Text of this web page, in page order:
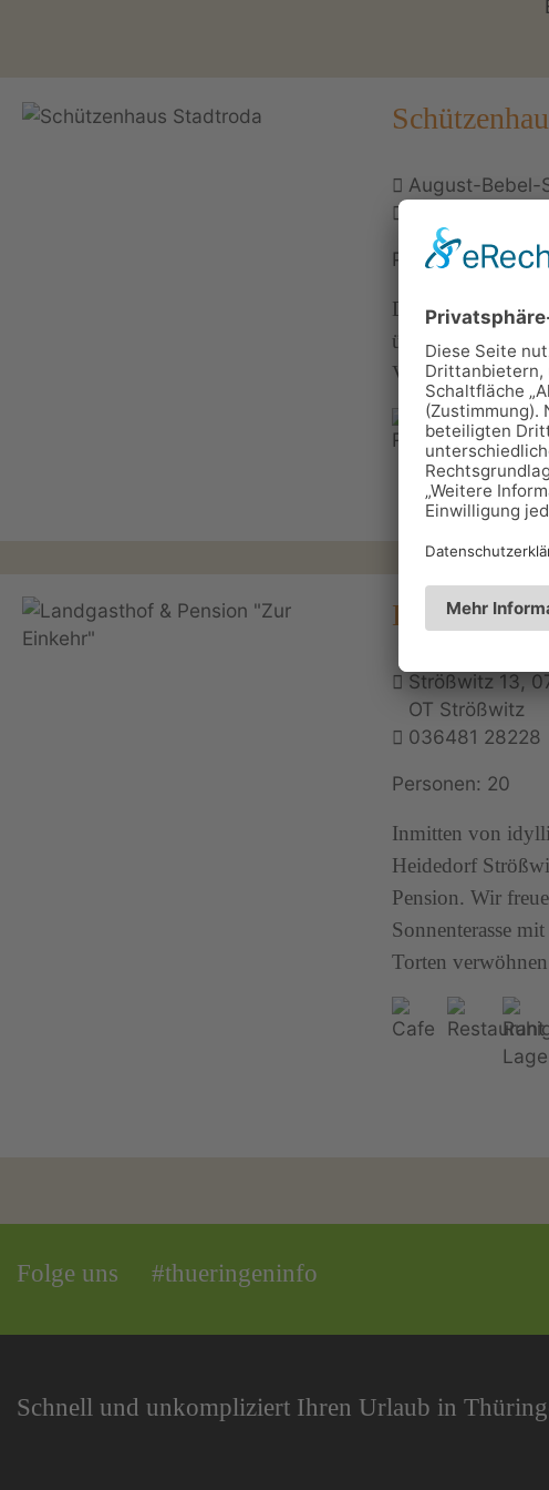
August-Bebel-
Personen: 10
Das
über die
Veranstaltungen
Strößwitz 13,
OT Strößwitz
036481 28228
Personen: 20
Inmitten von
Heidedorf
Pension. Wir
Sonnenterasse
Torten
Folge uns #thueringeninfo
Schnell und unkompliziert Ihren Urlaub in